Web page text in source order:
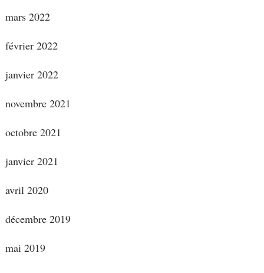
mars 2022
février 2022
janvier 2022
novembre 2021
octobre 2021
janvier 2021
avril 2020
décembre 2019
mai 2019